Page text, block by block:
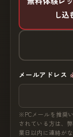
し込
メールアドレス
※PCメールを推奨
されている方は、
業日以内に連絡が